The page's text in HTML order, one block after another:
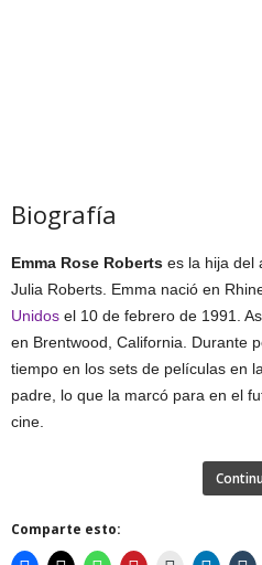
Biografía
Emma Rose Roberts es la hija del
Julia Roberts. Emma nació en
Unidos el 10 de febrero de 1991.
en Brentwood, California. Durante
tiempo en los sets de películas en
padre, lo que la marcó para en el
cine.
Comparte esto: